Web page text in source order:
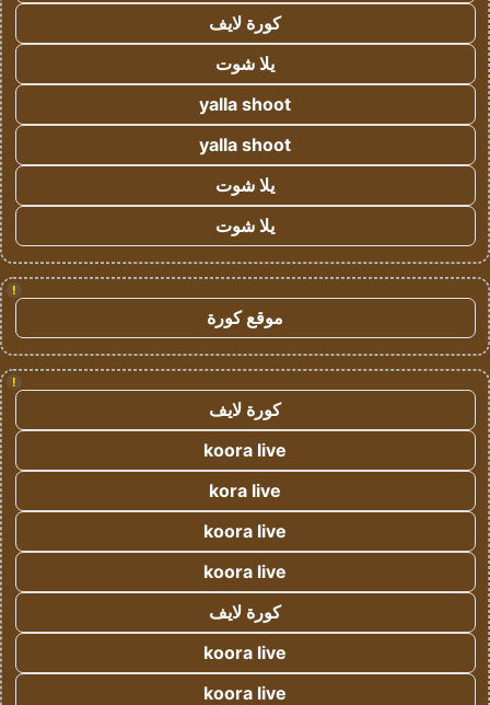
كورة لايف
يلا شوت
yalla shoot
yalla shoot
يلا شوت
يلا شوت
!
موقع كورة
!
كورة لايف
koora live
kora live
koora live
koora live
كورة لايف
koora live
koora live